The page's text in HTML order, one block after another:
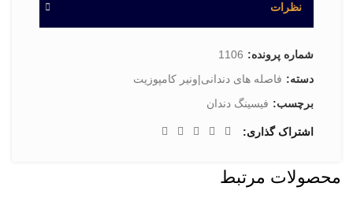
نظرات
شماره پرونده: 1106
دسته: فاصله های دندانی|ونیر کامپوزیت
برچسب: فیسینگ دندان
اشتراک گذاری
محصولات مرتبط